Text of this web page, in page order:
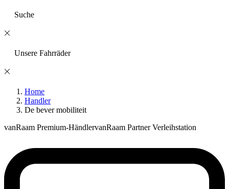
Suche
Unsere Fahrräder
Home
Handler
De bever mobiliteit
vanRaam Premium-HändlervanRaam Partner Verleihstation